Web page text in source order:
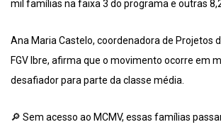
mil famílias na faixa 3 do programa e outras
Ana Maria Castelo, coordenadora de Projetos
FGV Ibre, afirma que o movimento ocorre em
desafiador para parte da classe média.
🔎 Sem acesso ao MCMV, essas famílias